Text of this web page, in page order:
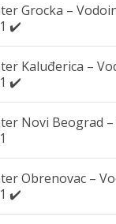
Grocka –
✔️
Kaluđerica –
✔️
Novi Beograd
Obrenovac –
✔️